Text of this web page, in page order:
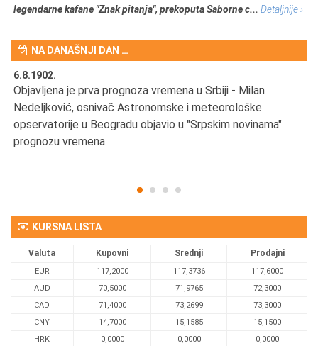
legendarne kafane "Znak pitanja", prekoputa Saborne c... Detaljnije ›
NA DANAŠNJI DAN …
6.8.1902.
Objavljena je prva prognoza vremena u Srbiji - Milan
Nedeljković, osnivač Astronomske i meteorološke
opservatorije u Beogradu objavio u "Srpskim novinama"
prognozu vremena.
KURSNA LISTA
Valuta Kupovni Srednji Prodajni
EUR 117,2000 117,3736
117,6000
AUD
70,5000 71,9765
72,3000
CAD
71,4000 73,2699
73,3000
CNY
14,7000 15,1585
15,1500
HRK
0,0000 0,0000 0,0000